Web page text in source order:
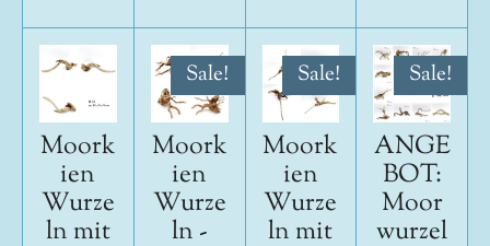
Moork
ien
Wurze
ln mit
Sale!
Moork
ien
Wurze
ln -
Sale!
Moork
ien
Wurze
ln mit
Sale!
ANGE
BOT:
Moor
wurzel